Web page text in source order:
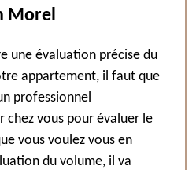
Morel
une évaluation précise du
appartement, il faut que
professionnel
chez vous pour évaluer le
vous voulez vous en
du volume, il va